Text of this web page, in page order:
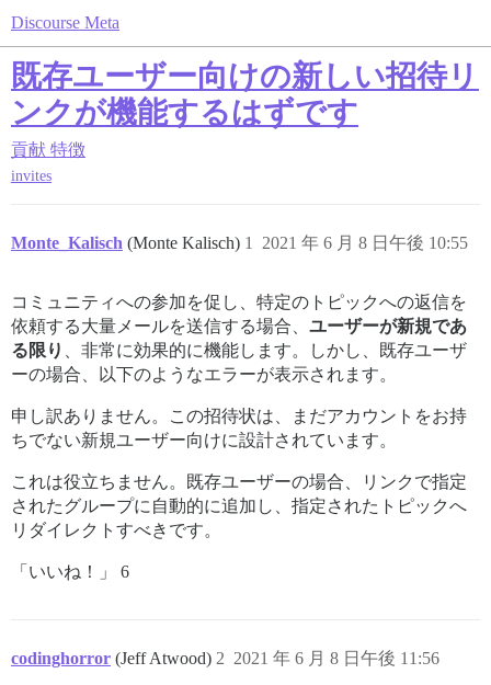
Discourse Meta
既存ユーザー向けの新しい招待リ
ンクが機能するはずです
貢献 特徴
invites
Monte_Kalisch (Monte Kalisch) 2021 年 6 月 8 日午後 10:55
1
コミュニティへの参加を促し、特定のトピックへの返信を
依頼する大量メールを送信する場合、 ユーザーが新規であ
る限り
、非常に効果的に機能します。しかし、既存ユーザ
ーの場合、以下のようなエラーが表示されます。
申し訳ありません。この招待状は、まだアカウントをお持
ちでない新規ユーザー向けに設計されています。
これは役立ちません。既存ユーザーの場合、リンクで指定
されたグループに自動的に追加し、指定されたトピックへ
リダイレクトすべきです。
「いいね！」 6
codinghorror (Jeff Atwood) 2021 年 6 月 8 日午後 11:56
2